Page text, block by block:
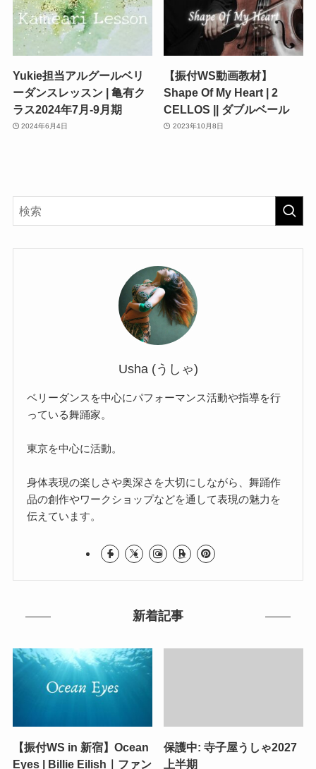
Yukie担当アルグールベリ
ーダンスレッスン | 亀有ク
ラス2024年7月-9月期
2024年6月4日
【振付WS動画教材】
Shape Of My Heart | 2
CELLOS || ダブルベール
2023年10月8日
Usha (うしゃ)
ベリーダンスを中心にパフォーマンス活動や指導を行
っている舞踊家。
東京を中心に活動。
身体表現の楽しさや奥深さを大切にしながら、舞踊作
品の創作やワークショップなどを通して表現の魅力を
伝えています。
新着記事
【振付WS in 新宿】Ocean
Eyes | Billie Eilish｜ファン
保護中: 寺子屋うしゃ2027
上半期